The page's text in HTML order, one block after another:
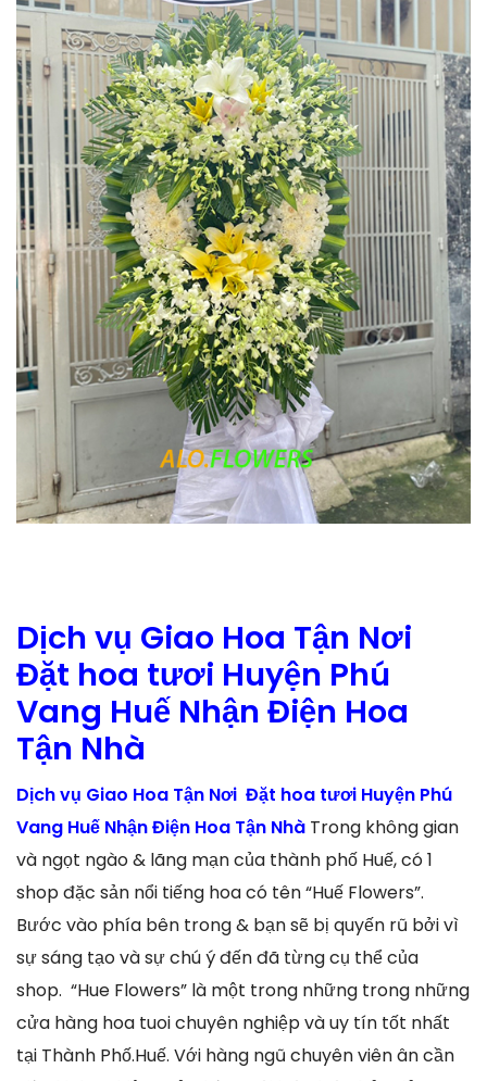
Dịch vụ Giao Hoa Tận Nơi
Đặt hoa tươi Huyện Phú
Vang Huế Nhận Điện Hoa
Tận Nhà
Dịch vụ Giao Hoa Tận Nơi Đặt hoa tươi Huyện Phú
Vang Huế Nhận Điện Hoa Tận Nhà Trong không gian
và ngọt ngào & lãng mạn của thành phố Huế, có 1
shop đặc sản nổi tiếng hoa có tên “Huế Flowers”.
Bước vào phía bên trong & bạn sẽ bị quyến rũ bởi vì
sự sáng tạo và sự chú ý đến đã từng cụ thể của
shop. “Hue Flowers” là một trong những trong những
cửa hàng hoa tuoi chuyên nghiệp và uy tín tốt nhất
tại Thành Phố.Huế. Với hàng ngũ chuyên viên ân cần